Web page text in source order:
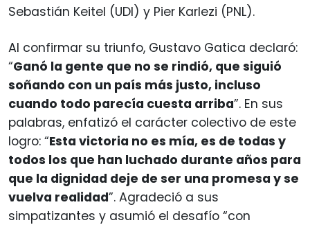
Sebastián Keitel (UDI) y Pier Karlezi (PNL).
Al confirmar su triunfo, Gustavo Gatica declaró:
“Ganó la gente que no se rindió, que siguió
soñando con un país más justo, incluso
cuando todo parecía cuesta arriba”. En sus
palabras, enfatizó el carácter colectivo de este
logro: “Esta victoria no es mía, es de todas y
todos los que han luchado durante años para
que la dignidad deje de ser una promesa y se
vuelva realidad”. Agradeció a sus
simpatizantes y asumió el desafío “con